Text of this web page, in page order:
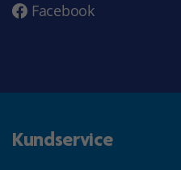
Facebook
Kundservice